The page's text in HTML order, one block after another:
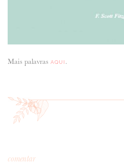
Mais palavras AQUI .
comentar